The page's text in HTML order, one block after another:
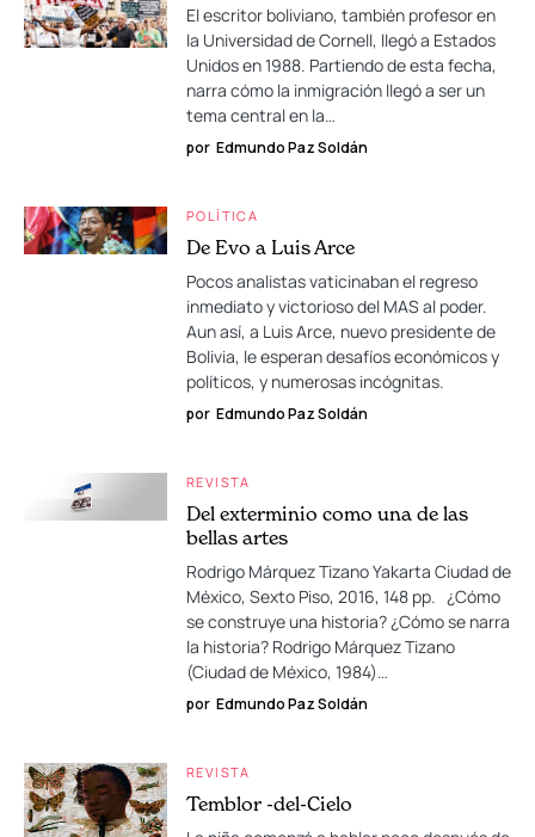
El escritor boliviano, también profesor en
la Universidad de Cornell, llegó a Estados
Unidos en 1988. Partiendo de esta fecha,
narra cómo la inmigración llegó a ser un
tema central en la…
por Edmundo Paz Soldán
POLÍTICA
De Evo a Luis Arce
Pocos analistas vaticinaban el regreso
inmediato y victorioso del MAS al poder.
Aun así, a Luis Arce, nuevo presidente de
Bolivia, le esperan desafíos económicos y
políticos, y numerosas incógnitas.
por Edmundo Paz Soldán
REVISTA
Del exterminio como una de las
bellas artes
Rodrigo Márquez Tizano Yakarta Ciudad de
México, Sexto Piso, 2016, 148 pp. ¿Cómo
se construye una historia? ¿Cómo se narra
la historia? Rodrigo Márquez Tizano
(Ciudad de México, 1984)…
por Edmundo Paz Soldán
REVISTA
Temblor -del-Cielo